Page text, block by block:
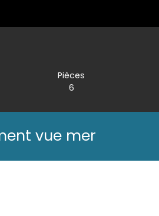
Pièces
6
vue mer